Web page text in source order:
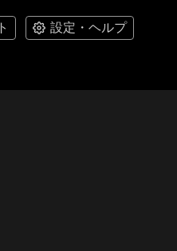
設定・ヘルプ